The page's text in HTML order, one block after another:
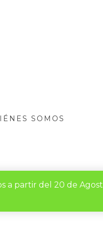
SOMOS
a partir del 20 de